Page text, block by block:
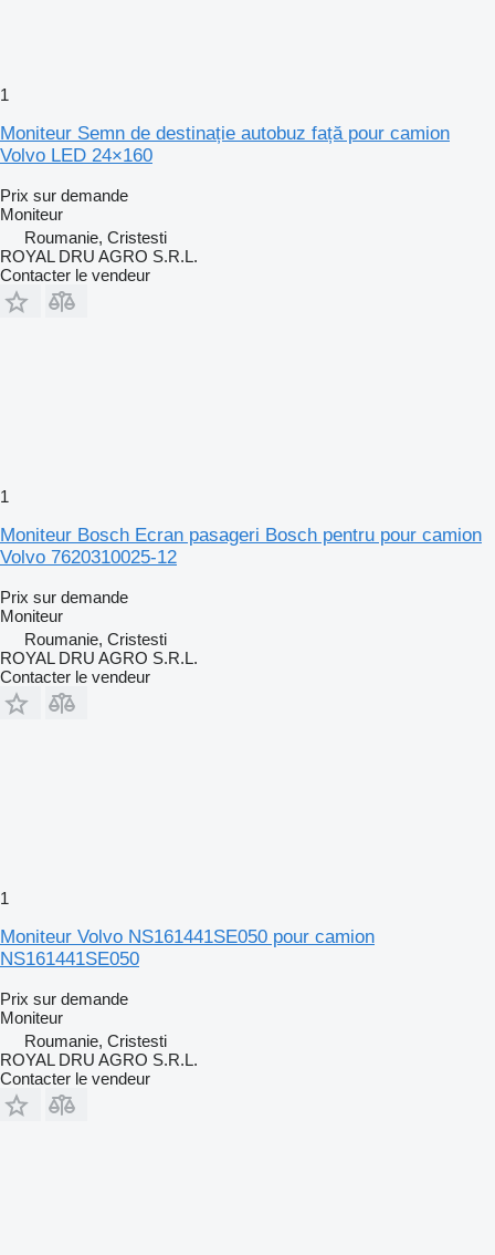
1
Moniteur Semn de destinație autobuz față pour camion
Volvo LED 24×160
Prix sur demande
Moniteur
Roumanie, Cristesti
ROYAL DRU AGRO S.R.L.
Contacter le vendeur
1
Moniteur Bosch Ecran pasageri Bosch pentru pour camion
Volvo 7620310025-12
Prix sur demande
Moniteur
Roumanie, Cristesti
ROYAL DRU AGRO S.R.L.
Contacter le vendeur
1
Moniteur Volvo NS161441SE050 pour camion
NS161441SE050
Prix sur demande
Moniteur
Roumanie, Cristesti
ROYAL DRU AGRO S.R.L.
Contacter le vendeur